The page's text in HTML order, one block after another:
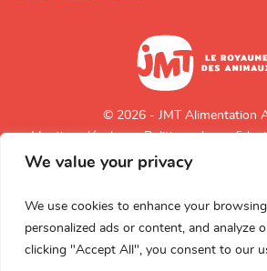
We value your privacy
We use cookies to enhance your
personalized ads or content, and analyze
clicking "Accept All", you consent to our
© 2026 - JMT Alimentation
Mentions légales
Politique de